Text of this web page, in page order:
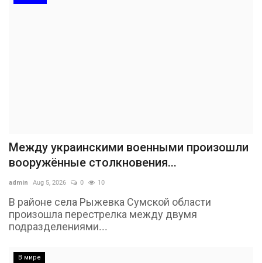
Между украинскими военными произошли
вооружённые столкновения...
admin Aug 5, 2026 0 10
В районе села Рыжевка Сумской области
произошла перестрелка между двумя
подразделениями...
В мире